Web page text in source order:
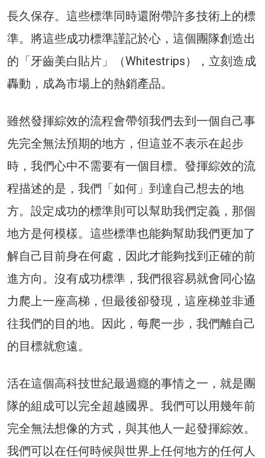
長久保存。這些標準同時還附帶許多技術上的標
準。將這些成功標準謹記於心，這個團隊創造出
的「牙齒美白貼片」（Whitestrips），立刻造成
轟動，成為市場上的熱銷產品。
雖然發揮綜效的流程會帶領我們去到一個自己事
先完全無法預期的地方，但這並不表示在起步
時，我們心中不需要有一個目標。發揮綜效的流
程描述的是，我們「如何」到達自己想去的地
方。設定成功的標準則可以幫助我們定義，那個
地方是何模樣。這些標準也能夠幫助我們更加了
解自己目前身在何處，因此才能夠找到正確的前
進方向。沒有成功標準，我們很容易就會同心協
力爬上一座高梯，但最後卻發現，這座梯並非通
往我們的目的地。因此，每爬一步，我們離自己
的目標就愈遠。
活在這個高科技世紀最過癮的事情之一，就是團
隊的組成可以完全超越國界。我們可以用幾年前
完全無法想像的方式，與其他人一起發揮綜效。
我們可以在任何時候與世界上任何地方的任何人